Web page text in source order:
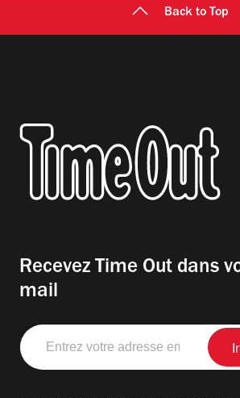
Back to Top
Recevez Time Out dans
mail
Entrez
votre
adresse